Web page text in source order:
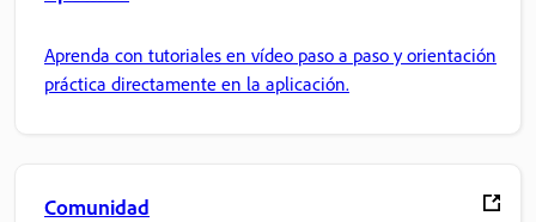
Aprenda con tutoriales en vídeo paso a paso y orientación
práctica directamente en la aplicación.
Comunidad